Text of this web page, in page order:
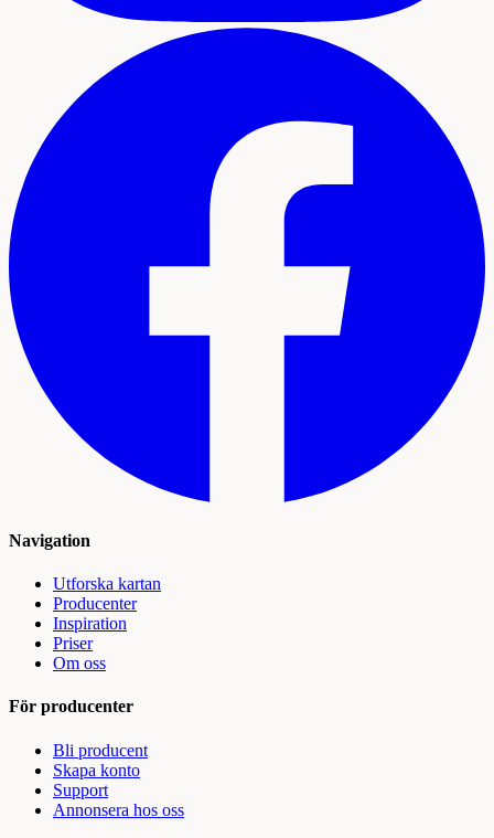
Navigation
Utforska kartan
Producenter
Inspiration
Priser
Om oss
För producenter
Bli producent
Skapa konto
Support
Annonsera hos oss